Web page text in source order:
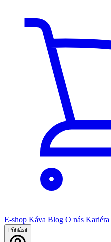
E-shop Káva Blog O nás Kariéra
Přihlásit